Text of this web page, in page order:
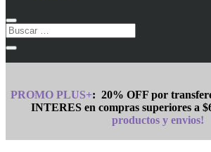
PROMO PLUS+: 20% OFF por
INTERES en compras superiores a
productos y envios!